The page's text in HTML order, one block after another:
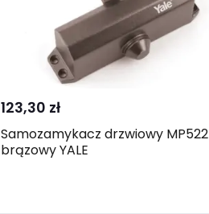
Kup Porównaj
123,30 zł
Samozamykacz drzwiowy MP522
brązowy YALE